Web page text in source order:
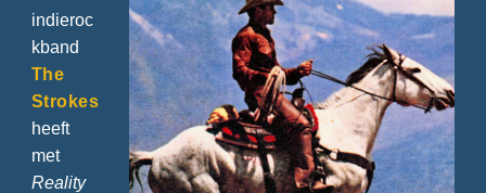
indieroc
kband
The
Strokes
heeft
met
Reality